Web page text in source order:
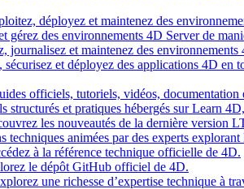
déployez et maintenez des
gérez des environnements 4D Server de
journalisez et maintenez des environnements
sécurisez et déployez des applications 4D en
officiels, tutoriels, vidéos, documentation
structurés et pratiques hébergés sur Learn
les nouveautés de la dernière version
techniques animées par des experts
à la référence technique officielle de 4D.
le dépôt GitHub officiel de 4D.
une richesse d’expertise technique à